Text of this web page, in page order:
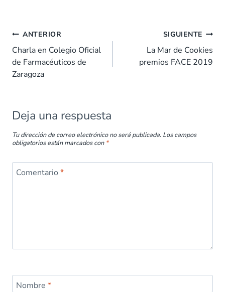
b
o
o
k
s
A
p
dI
n
es
ar
tir
ANTERIOR
Charla en Colegio Oficial
de Farmacéuticos de
Zaragoza
SIGUIENTE
La Mar de Cookies
premios FACE 2019
Deja una respuesta
Tu dirección de correo electrónico no será publicada. Los campos
obligatorios están marcados con *
Comentario *
Nombre *